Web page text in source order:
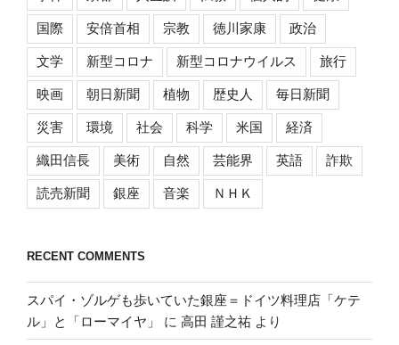
国際 安倍首相 宗教 徳川家康 政治
文学 新型コロナ 新型コロナウイルス 旅行
映画 朝日新聞 植物 歴史人 毎日新聞
災害 環境 社会 科学 米国 経済
織田信長 美術 自然 芸能界 英語 詐欺
読売新聞 銀座 音楽 ＮＨＫ
RECENT COMMENTS
スパイ・ゾルゲも歩いていた銀座＝ドイツ料理店「ケテ
ル」と「ローマイヤ」
に 高田 謹之祐 より